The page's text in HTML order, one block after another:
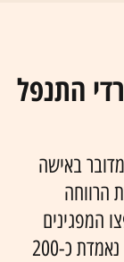
התנפל
באישה
הרווחה
המפגינים
רמזורים והפכו פחי אשפה ■ הערכת הנזק נאמדת כ-200